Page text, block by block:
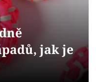
jak je